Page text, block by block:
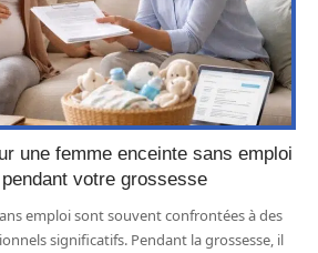
une femme enceinte sans emploi
votre grossesse
emploi sont souvent confrontées à des
significatifs. Pendant la grossesse, il